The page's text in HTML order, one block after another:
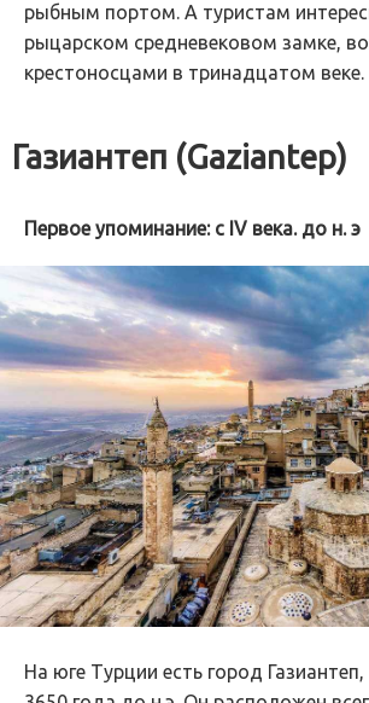
рыбным портом. А туристам
рыцарском средневековом замке,
крестоносцами в тринадцатом веке.
Газиантеп (Gaziantep)
Первое упоминание: с IV века. до н. э
На юге Турции есть город